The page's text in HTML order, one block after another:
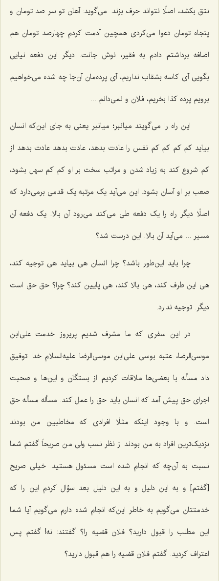
نتق بکشد، اصلًا نتواند حرف بزند. می‌گوید: آهان تو سر صد تومان و
پنجاه تومان دعوا می‌کردی همچین آدمت کردم چهارصد تومان هم
اضافه برداشتم دادم به فقیر، نوش جانت. دیگر این دفعه نیایی
بگویی آی کاسه بشقاب نداریم، آی پرده‌مان آن‌جا چه شده می‌خواهیم
برویم پرده کذا بخریم، فلان و نمی‌دانم ...
این راه را می‌گویند میانبر؛ میانبر یعنی به جای این‌که انسان
بیاید کم کم کم کم نفس را عادت بدهد، عادت بدهد عادت بدهد از
کم شروع کند به زیاد شدن و مراتب سخت بر او کم کم سهل بشود،
صعب بر او آسان بشود. این می‌آید یک مرتبه یک قدمی برمی‌دارد که
اصلًا دیگر راه را یک دفعه طی می‌کند می‌رود آن بالا. یک دفعه آن
مسیر ... می‌آید آن بالا. این درست شد؟
چرا باید این‌طور باشد؟ چرا انسان هی بیاید هی توجیه کند،
هی این طرف کند، هی بالا کند، هی پایین کند؟ چرا؟ حق حق است
دیگر. توجیه ندارد.
در این سفری که ما مشرف شدیم پریروز خدمت علی‌ابن
موسی‌الرضا، عتبه بوسی علی‌ابن موسی‌الرضا علیه‌السلام خدا توفیق
داد مسأله با بعضی‌ها ملاقات کردیم از بستگان و این‌ها و صحبت
اجرای حق پیش آمد که انسان باید حق را عمل کند. مسأله مسأله حق
است. و با وجود اینکه مثلًا افرادی که مخاطبین من بودند
نزدیک‌ترین افراد به من بودند از نظر نسب ولی من صریحاً گفتم شما
نسبت به آن‌چه که انجام شده است مسئول هستید. خیلی صریح
[گفتم‌] و به این دلیل و به این دلیل بعد سؤال کردم این را که
خدمتتان می‌گویم به خاطر این‌که انجام شده دارم می‌گویم آیا شما
این مطلب را قبول دارید؟ فلان قضیه را؟ گفتند: نه! گفتم پس
اعتراف کردید. گفتم فلان قضیه را هم قبول دارید؟